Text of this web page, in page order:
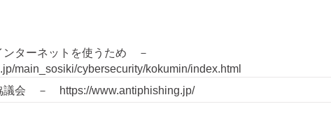
ターネットを使うため －
main_sosiki/cybersecurity/kokumin/index.html
議会 － https://www.antiphishing.jp/